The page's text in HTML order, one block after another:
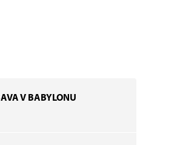
V BABYLONU